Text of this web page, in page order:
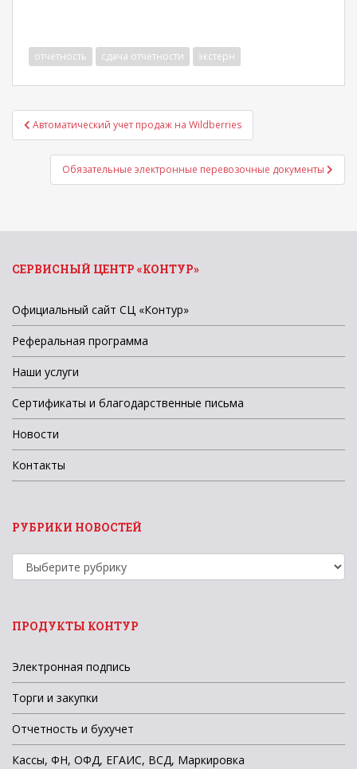
ИП на УСН 6%
ИП на УСН 15% («Доходы — Расходы»)
ИП на ОСНО
ООО/АО на УСН
отчетность сдача отчетности экстерн
Навигация
по
записям
Автоматический учет продаж на Wildberries
Обязательные электронные перевозочные документы
СЕРВИСНЫЙ ЦЕНТР «КОНТУР»
Официальный сайт СЦ «Контур»
Реферальная программа
Наши услуги
Сертификаты и благодарственные письма
Новости
Контакты
РУБРИКИ НОВОСТЕЙ
Рубрики
новостей
ПРОДУКТЫ КОНТУР
Электронная подпись
Торги и закупки
Отчетность и бухучет
Кассы, ФН, ОФД, ЕГАИС, ВСД, Маркировка